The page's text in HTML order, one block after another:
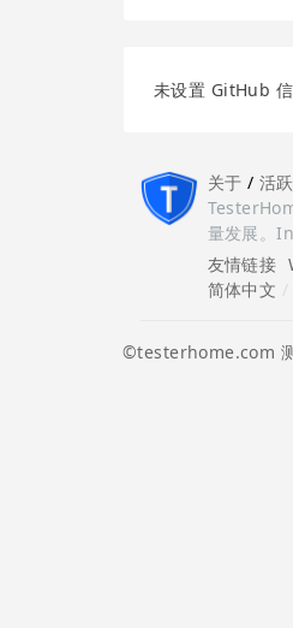
未设置 GitHub
关于 / 活
量发展。
友情链接
简体中文
©testerhome.com